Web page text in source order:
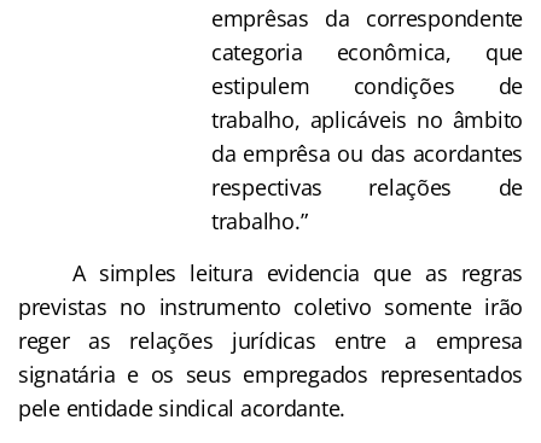
emprêsas da correspondente
categoria econômica, que
estipulem condições de
trabalho, aplicáveis no âmbito
da emprêsa ou das acordantes
respectivas relações de
trabalho.”
A simples leitura evidencia que as regras
previstas no instrumento coletivo somente irão
reger as relações jurídicas entre a empresa
signatária e os seus empregados representados
pele entidade sindical acordante.